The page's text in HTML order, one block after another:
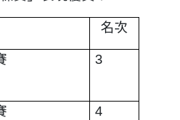
名次
3
4